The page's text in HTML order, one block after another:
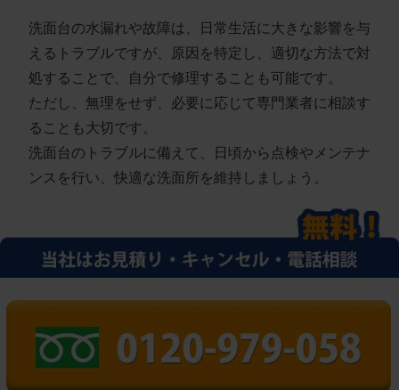
洗面台の水漏れや故障は、日常生活に大きな影響を与
えるトラブルですが、原因を特定し、適切な方法で対
処することで、自分で修理することも可能です。
ただし、無理をせず、必要に応じて専門業者に相談す
ることも大切です。
洗面台のトラブルに備えて、日頃から点検やメンテナ
ンスを行い、快適な洗面所を維持しましょう。